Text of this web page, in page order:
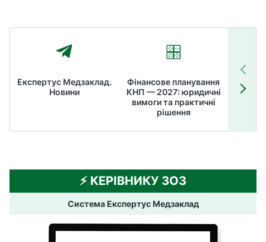
Експертус Медзаклад.
Новини
Фінансове планування
КНП — 2027: юридичні
вимоги та практичні
рішення
⚡️ КЕРІВНИКУ ЗОЗ
Система Експертус Медзаклад